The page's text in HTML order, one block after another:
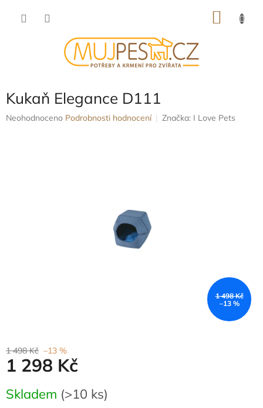
Kukaň Elegance D111
Průměrné
Neohodnoceno Podrobnosti hodnocení Značka: I Love Pets
1 498 Kč
–13 %
1 498 Kč –13 %
1 298 Kč
cena:
Skladem (>10 ks)